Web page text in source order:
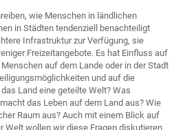
wie Menschen in ländlichen
in Städten tendenziell benachteiligt
Infrastruktur zur Verfügung, sie
Freizeitangebote. Es hat Einfluss auf
auf dem Lande oder in der Stadt
und auf die
Land eine geteilte Welt? Was
das Leben auf dem Land aus? Wie
Raum aus? Auch mit einem Blick auf
Welt wollen wir diese Fragen diskutieren